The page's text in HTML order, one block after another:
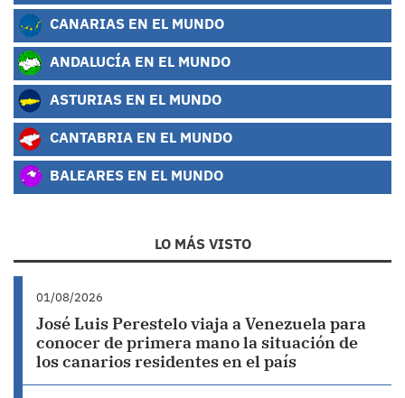
CANARIAS EN EL MUNDO
ANDALUCÍA EN EL MUNDO
ASTURIAS EN EL MUNDO
CANTABRIA EN EL MUNDO
BALEARES EN EL MUNDO
LO MÁS VISTO
01/08/2026
José Luis Perestelo viaja a Venezuela para
conocer de primera mano la situación de
los canarios residentes en el país